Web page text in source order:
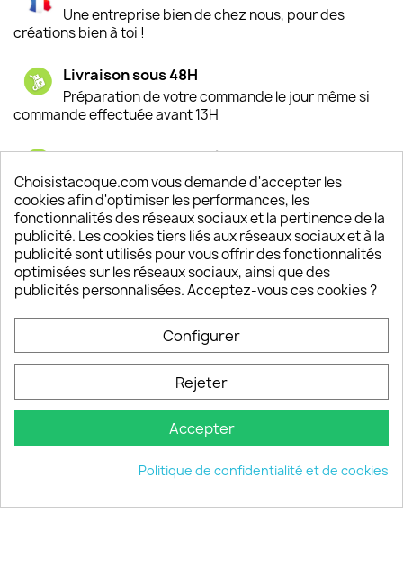
Une entreprise bien de chez nous, pour des
créations bien à toi !
Livraison sous 48H
Préparation de votre commande le jour même si
commande effectuée avant 13H
Satisfaction de nos clients
Depuis 2009, entre 92% et 94% de nos clients
sont satisfaits de nos produits
Un SAV à votre écoute
Notre SAV est disponible 6/7J de 10h à 18H
keyboard_arrow_down
© 2026 - choisistacoque.com
Choisistacoque.com vous demande d'accepter les
cookies afin d'optimiser les performances, les
fonctionnalités des réseaux sociaux et la pertinence de la
publicité. Les cookies tiers liés aux réseaux sociaux et à la
publicité sont utilisés pour vous offrir des fonctionnalités
optimisées sur les réseaux sociaux, ainsi que des
publicités personnalisées. Acceptez-vous ces cookies ?
Configurer
Rejeter
Accepter
Politique de confidentialité et de cookies